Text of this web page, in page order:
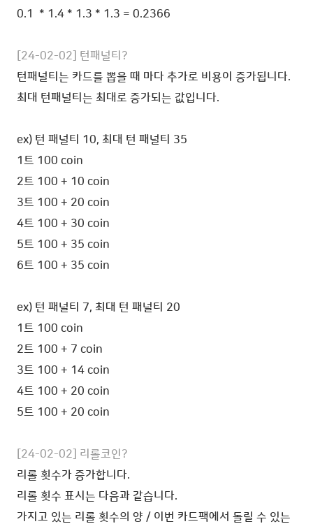
0.1
* 1.4 * 1.3 * 1.3 = 0.2366
[24-02-02] 턴패널티?
턴패널티는 카드를 뽑을 때 마다 추가로 비용이 증가됩니다.
최대 턴패널티는 최대로 증가되는 값입니다.
ex) 턴 패널티 10, 최대 턴 패널티 35
1트 100 coin
2트 100 + 10 coin
3트 100 + 20 coin
4트 100 + 30 coin
5트 100 + 35 coin
6트 100 + 35 coin
ex) 턴 패널티 7, 최대 턴 패널티 20
1트 100 coin
2트 100 + 7 coin
3트 100 + 14 coin
4트 100 + 20 coin
5트 100 + 20 coin
[24-02-02] 리롤코인?
리롤 횟수가 증가합니다.
리롤 횟수 표시는 다음과 같습니다.
가지고 있는 리롤 횟수의 양 / 이번 카드팩에서 돌릴 수 있는